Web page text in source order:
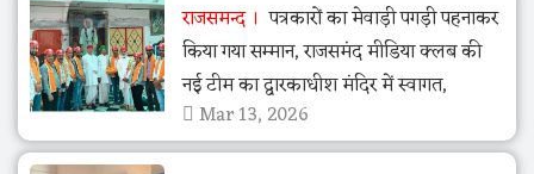
राजसमन्द
पत्रकारों का मेवाड़ी पगड़ी पहनाकर
किया गया सम्मान, राजसमंद मीडिया क्लब की
नई टीम का द्वारकाधीश मंदिर में स्वागत,
Mar 13, 2026